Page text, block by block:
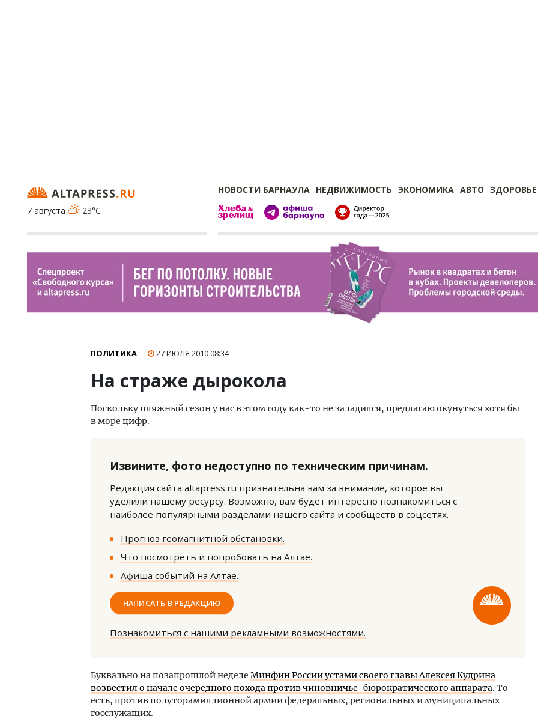
НОВОСТИ БАРНАУЛА НЕДВИЖИМОСТЬ ЭКОНОМИКА АВТО ЗДОРОВЬЕ
7 августа
23°C
ПОЛИТИКА 27 ИЮЛЯ 201008:34
На страже дырокола
Поскольку пляжный сезон у нас в этом году как-то не заладился, предлагаю окунуться хотя бы
в море цифр.
Извините, фото недоступно по техническим причинам.
Редакция сайта altapress.ru признательна вам за внимание, которое вы
уделили нашему ресурсу. Возможно, вам будет интересно познакомиться с
наиболее популярными разделами нашего сайта и сообществ в соцсетях.
Прогноз геомагнитной обстановки.
Что посмотреть и попробовать на Алтае.
Афиша событий на Алтае.
НАПИСАТЬ В РЕДАКЦИЮ
Познакомиться с нашими рекламными возможностями.
Буквально на позапрошлой неделе Минфин России устами своего главы Алексея Кудрина
возвестил о начале очередного похода против чиновничье-бюрократического аппарата. То
есть, против полуторамиллионной армии федеральных, региональных и муниципальных
госслужащих.
Смелость архитектурных идей.
трендах в фасадах и развитии рынка
СТРОИТЕЛЬСТВО
Ищем новые берега. Гендиректор
оставаться на плаву, когда рынок
штормит
СТРОИТЕЛЬСТВО
стандартом
СТРОИТЕЛЬСТВО